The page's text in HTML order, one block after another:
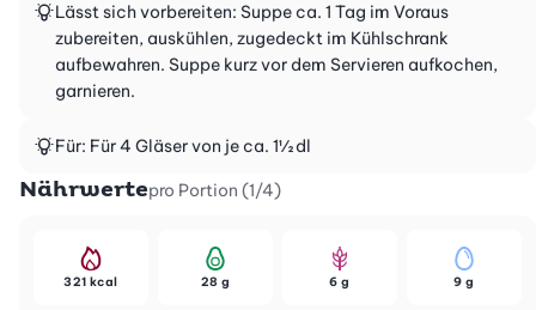
Lässt sich vorbereiten: Suppe ca. 1 Tag im Voraus
zubereiten, auskühlen, zugedeckt im Kühlschrank
aufbewahren. Suppe kurz vor dem Servieren aufkochen,
garnieren.
Für: Für 4 Gläser von je ca. 1½ dl
Nährwertepro Portion (1/4)
321 kcal 28 g 6 g 9 g